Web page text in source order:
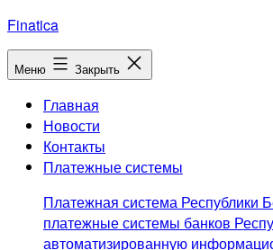
Перейти
к
содержимому
Finatica
Меню Закрыть
Главная
Новости
Контакты
Платежные системы
Платежная система Республики
платежные системы банков
автоматизированную